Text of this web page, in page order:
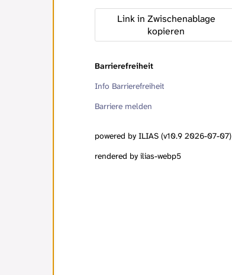
Link in Zwischenablage
kopieren
Barrierefreiheit
Info Barrierefreiheit
Barriere melden
powered by ILIAS (v10.9 2026-07-07)
rendered by ilias-webp5